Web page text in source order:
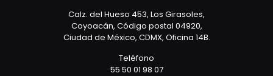
Calz. del Hueso 453, Los Girasoles,
Coyoacán, Código postal 04920,
Ciudad de México, CDMX, Oficina 14B.
Teléfono
55 50 01 98 07